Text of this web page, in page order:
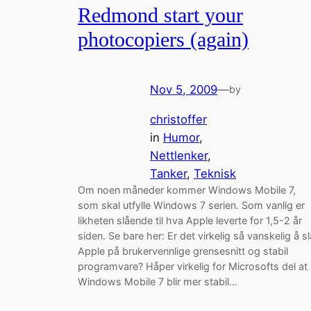
Redmond start your
photocopiers (again)
Nov 5, 2009—by
christoffer
in Humor
Nettlenker
Tanker, Teknisk
Om noen måneder kommer Windows Mobile 7,
som skal utfylle Windows 7 serien. Som vanlig er
likheten slående til hva Apple leverte for 1,5-2 år
siden. Se bare her: Er det virkelig så vanskelig å
Apple på brukervennlige grensesnitt og stabil
programvare? Håper virkelig for Microsofts del at
Windows Mobile 7 blir mer stabil…